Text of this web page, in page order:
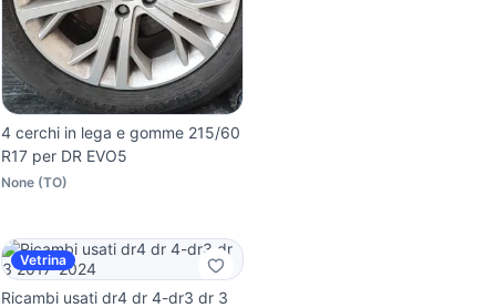
4 cerchi in lega e gomme 215/60
R17 per DR EVO5
None (TO)
Vetrina
Ricambi usati dr4 dr 4-dr3 dr 3